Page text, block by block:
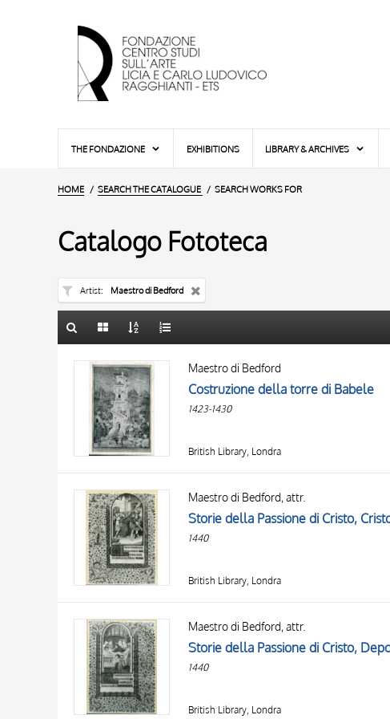
THE FONDAZIONE EXHIBITIONS LIBRARY & ARCHIVES
HOME SEARCH THE CATALOGUE SEARCH WORKS FOR
Catalogo Fototeca
Artist Maestro di Bedford
AUTHOR
OBJECT
LOCATION
DATE
10 RESULTS
20 RESULTS
Maestro di Bedford
Costruzione della torre di Babele
1423-1430
British Library, Londra
Maestro di Bedford, attr.
1440
British Library, Londra
Maestro di Bedford, attr.
1440
British Library, Londra